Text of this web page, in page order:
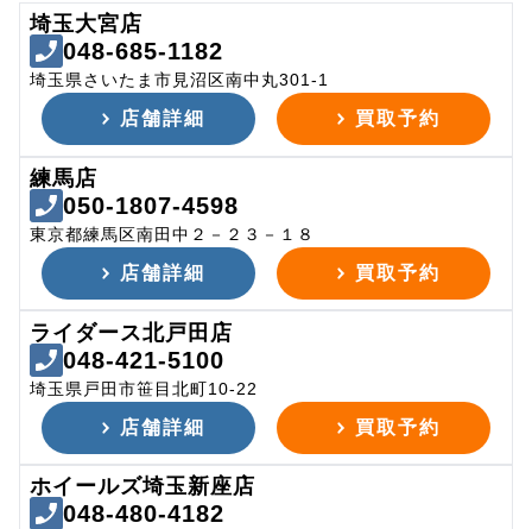
埼玉大宮店
048-685-1182
埼玉県さいたま市見沼区南中丸301-1
店舗詳細 買取予約
練馬店
050-1807-4598
東京都練馬区南田中２－２３－１８
店舗詳細 買取予約
ライダース北戸田店
048-421-5100
埼玉県戸田市笹目北町10-22
店舗詳細 買取予約
ホイールズ埼玉新座店
048-480-4182